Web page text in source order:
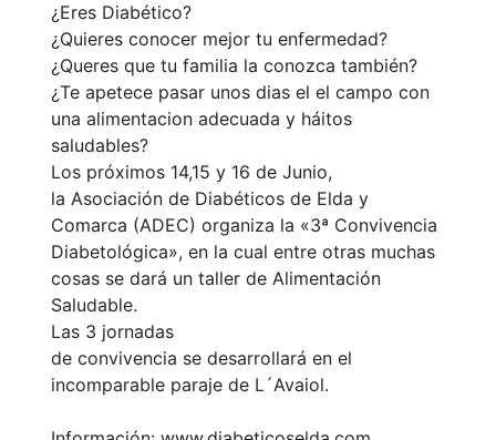
¿Eres Diabético?
¿Quieres conocer mejor tu enfermedad?
¿Queres que tu familia la conozca también?
¿Te apetece pasar unos dias el el campo con
una alimentacion adecuada y háitos
saludables?
Los próximos 14,15 y 16 de Junio,
la Asociación de Diabéticos de Elda y
Comarca (ADEC) organiza la «3ª Convivencia
Diabetológica», en la cual entre otras muchas
cosas se dará un taller de Alimentación
Saludable.
Las 3 jornadas
de convivencia se desarrollará en el
incomparable paraje de L´Avaiol.